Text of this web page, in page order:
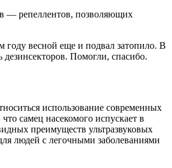
— репеллентов, позволяющих
весной еще и подвал затопило. В
Помогли, спасибо.
использование современных
самец насекомого испускает в
преимуществ ультразвуковых
людей с легочными заболеваниями